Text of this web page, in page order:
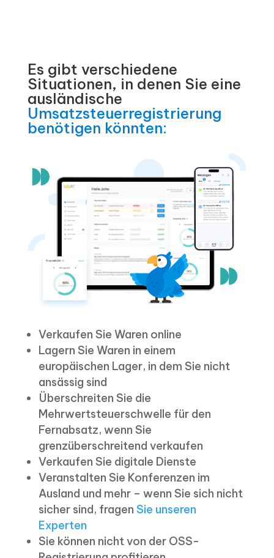
Es gibt verschiedene
Situationen, in denen Sie eine
ausländische
Umsatzsteuerregistrierung
benötigen könnten:
Verkaufen Sie Waren online
Lagern Sie Waren in einem
europäischen Lager, in dem Sie nicht
ansässig sind
Überschreiten Sie die
Mehrwertsteuerschwelle für den
Fernabsatz, wenn Sie
grenzüberschreitend verkaufen
Verkaufen Sie digitale Dienste
Veranstalten Sie Konferenzen im
Ausland und mehr – wenn Sie sich nicht
sicher sind, fragen Sie unseren
Experten
Sie können nicht von der OSS-